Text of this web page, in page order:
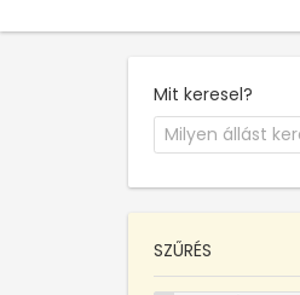
Mit keresel?
SZŰRÉS